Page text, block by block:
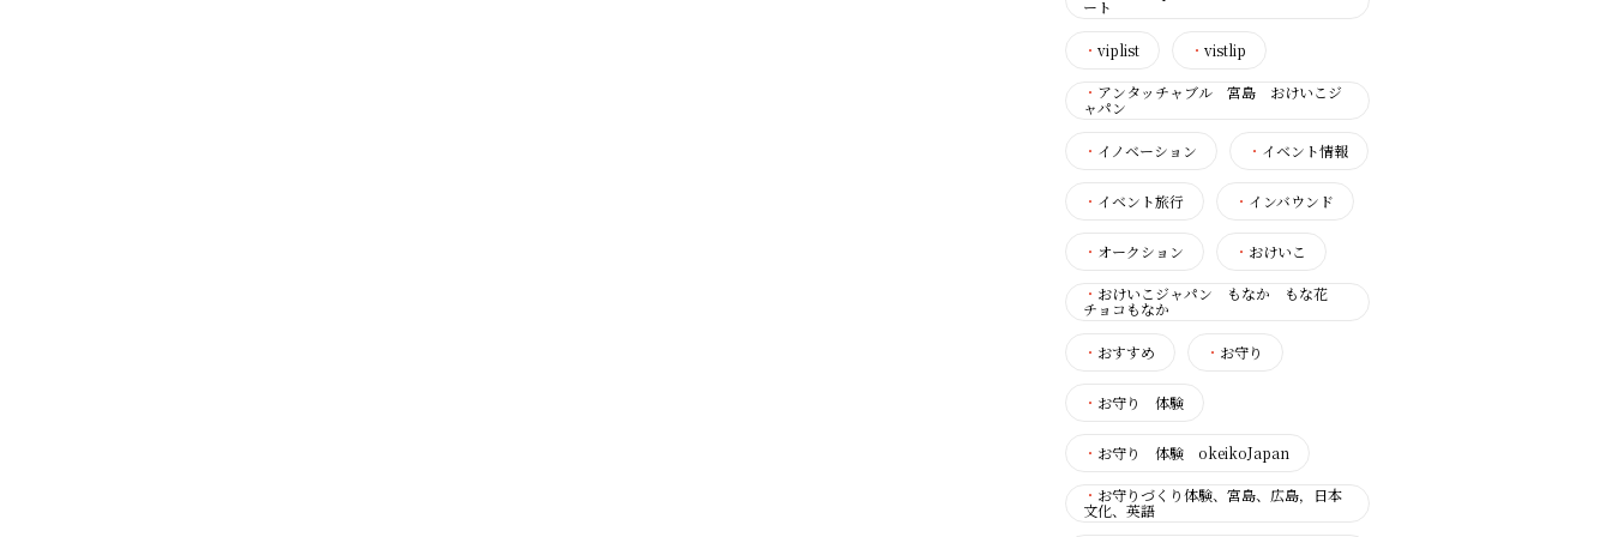
ート
・ viplist ・ vistlip
・ アンタッチャブル 宮島 おけいこジ
ャパン
・ イノベーション ・ イベント情報
・ イベント旅行 ・ インバウンド
・ オークション ・ おけいこ
・ おけいこジャパン もなか もな花
チョコもなか
・ おすすめ ・ お守り
・ お守り 体験
・ お守り 体験 okeikoJapan
・ お守りづくり体験、宮島、広島，日本
文化、英語